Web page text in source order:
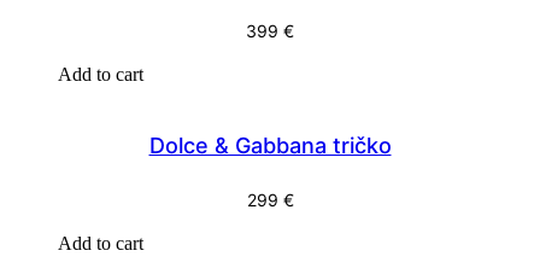
399 €
Add to cart
Dolce & Gabbana tričko
299 €
Add to cart